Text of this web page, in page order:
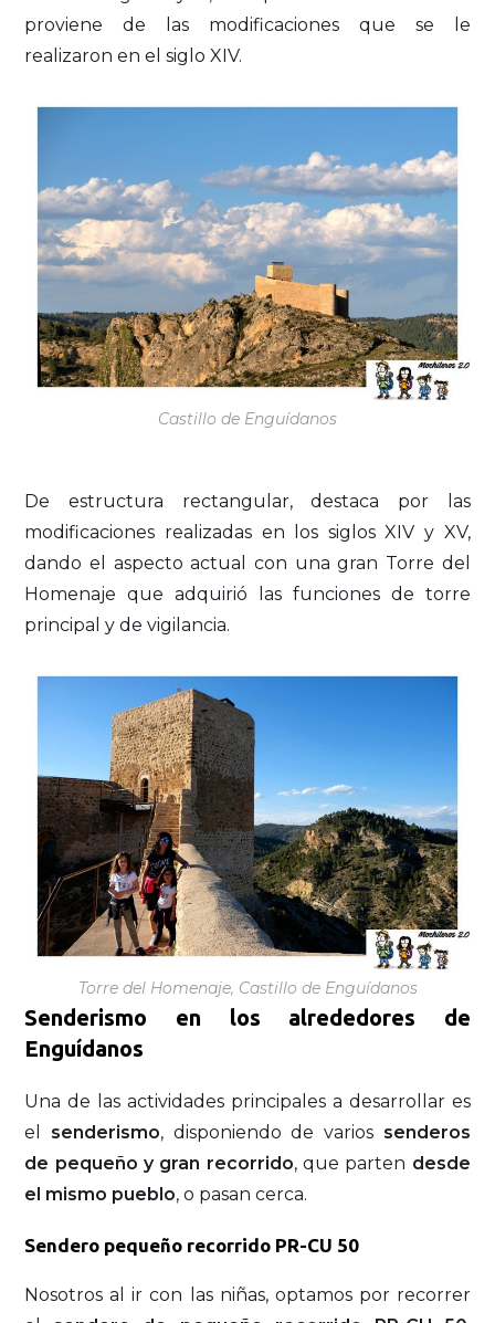
proviene de las modificaciones que se le
realizaron en el siglo XIV.
Castillo de Enguídanos
De estructura rectangular, destaca por las
modificaciones realizadas en los siglos XIV y XV,
dando el aspecto actual con una gran Torre del
Homenaje que adquirió las funciones de torre
principal y de vigilancia.
Torre del Homenaje, Castillo de Enguídanos
Senderismo en los alrededores de
Enguídanos
Una de las actividades principales a desarrollar es
el senderismo, disponiendo de varios senderos
de pequeño y gran recorrido, que parten desde
el mismo pueblo, o pasan cerca.
Sendero pequeño recorrido PR-CU 50
Nosotros al ir con las niñas, optamos por recorrer